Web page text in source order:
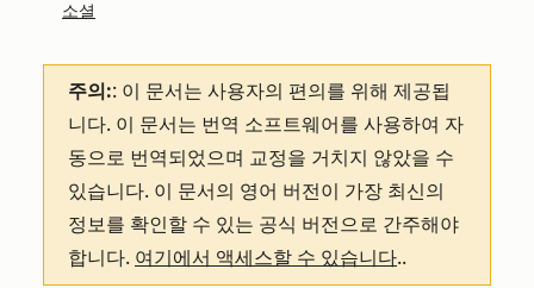
소셜
주의:: 이 문서는 사용자의 편의를 위해 제공됩
니다. 이 문서는 번역 소프트웨어를 사용하여 자
동으로 번역되었으며 교정을 거치지 않았을 수
있습니다. 이 문서의 영어 버전이 가장 최신의
정보를 확인할 수 있는 공식 버전으로 간주해야
합니다. 여기에서 액세스할 수 있습니다..